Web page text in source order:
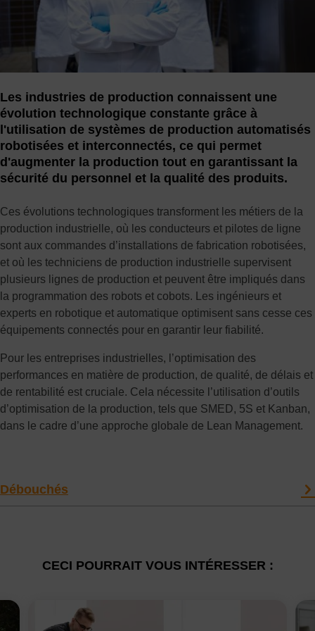
Les industries de production connaissent une
évolution technologique constante grâce à
l'utilisation de systèmes de production automatisés
robotisées et interconnectés, ce qui permet
d'augmenter la production tout en garantissant la
sécurité du personnel et la qualité des produits.
Ces évolutions technologiques transforment les métiers de la
production industrielle, où les conducteurs et pilotes de ligne
sont aux commandes d’installations de fabrication robotisées,
et où les techniciens de production industrielle supervisent
plusieurs lignes de production et peuvent être impliqués dans
la programmation des robots et cobots. Les ingénieurs et
experts en robotique et automatique optimisent sans cesse ces
équipements connectés pour en garantir leur fiabilité.
Pour les entreprises industrielles, l’optimisation des
performances en matière de production, de qualité, de délais et
de rentabilité est cruciale. Cela nécessite l’utilisation d’outils
d’optimisation de la production, tels que SMED, 5S et Kanban,
dans le cadre d’une approche globale de Lean Management.
Débouchés
CECI POURRAIT VOUS INTÉRESSER :